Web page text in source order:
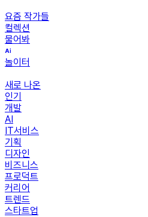
요즘 작가들
컬렉션
물어봐
놀이터
새로 나온
인기
개발
AI
IT서비스
기획
디자인
비즈니스
프로덕트
커리어
트렌드
스타트업